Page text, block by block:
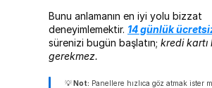
Bunu anlamanın en iyi yolu bizzat
deneyimlemektir. 14 günlük
sürenizi bugün başlatın; kredi kartı
gerekmez.
💡 Not: Panellere hızlıca göz atmak ister